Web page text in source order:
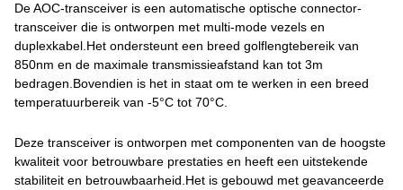
De AOC-transceiver is een automatische optische connector-
transceiver die is ontworpen met multi-mode vezels en
duplexkabel.Het ondersteunt een breed golflengtebereik van
850nm en de maximale transmissieafstand kan tot 3m
bedragen.Bovendien is het in staat om te werken in een breed
temperatuurbereik van -5°C tot 70°C.
Deze transceiver is ontworpen met componenten van de hoogste
kwaliteit voor betrouwbare prestaties en heeft een uitstekende
stabiliteit en betrouwbaarheid.Het is gebouwd met geavanceerde